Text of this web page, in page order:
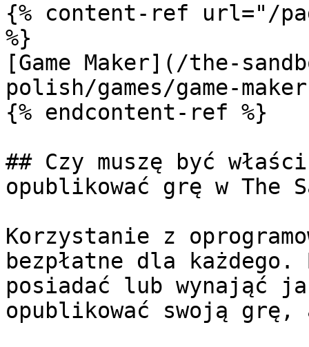
{% content-ref url="/
%}
[Game Maker](/the-
polish/games/game-
{% endcontent-ref %}
## Czy muszę być
opublikować grę w The
Korzystanie z
bezpłatne dla każdego.
posiadać lub wynająć
opublikować swoją